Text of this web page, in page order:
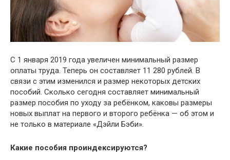
С 1 января 2019 года увеличен минимальный размер
оплаты труда. Теперь он составляет 11 280 рублей. В
связи с этим изменился и размер некоторых детских
пособий. Сколько сегодня составляет минимальный
размер пособия по уходу за ребёнком, каковы размеры
новых выплат на первого и второго ребёнка — об этом и
не только в материале «Дэйли Бэби».
Какие пособия проиндексируются?